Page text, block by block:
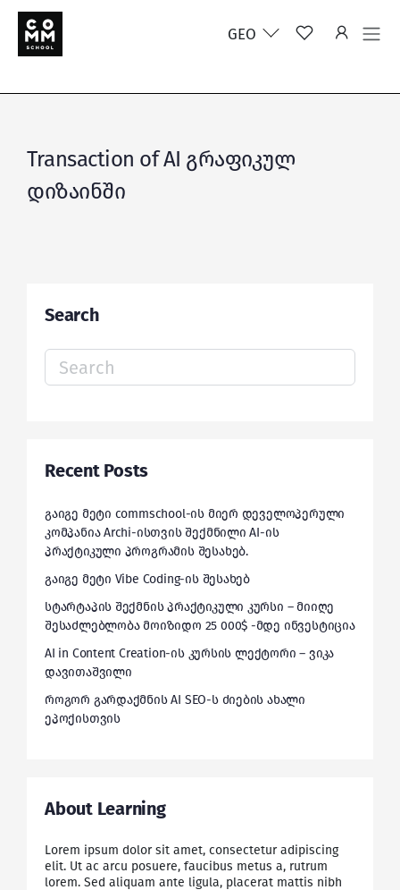
GEO
Transaction of AI გრაფიკულ
დიზაინში
Search
Search
for:
Recent Posts
გაიგე მეტი commschool-ის მიერ დეველოპერული
კომპანია Archi-ისთვის შექმნილი AI-ის
პრაქტიკული პროგრამის შესახებ.
გაიგე მეტი Vibe Coding-ის შესახებ
სტარტაპის შექმნის პრაქტიკული კურსი – მიიღე
შესაძლებლობა მოიზიდო 25 000$ -მდე ინვესტიცია
AI in Content Creation-ის კურსის ლექტორი – ვიკა
დავითაშვილი
როგორ გარდაქმნის AI SEO-ს ძიების ახალი
ეპოქისთვის
About Learning
Lorem ipsum dolor sit amet, consectetur adipiscing
elit. Ut ac arcu posuere, faucibus metus a, rutrum
lorem. Sed aliquam ante ligula, placerat mattis nibh